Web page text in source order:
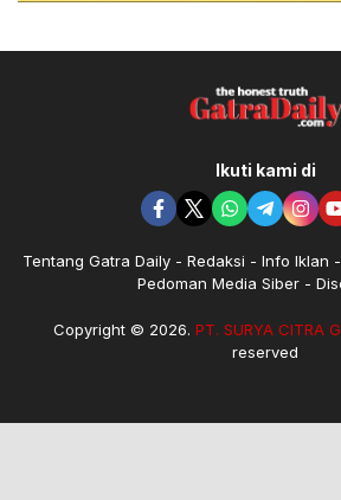
Ikuti kami di
Tentang Gatra Daily Redaksi Info Iklan
Pedoman Media Siber
Copyright © 2026. PT. SURYA CITRA
reserved